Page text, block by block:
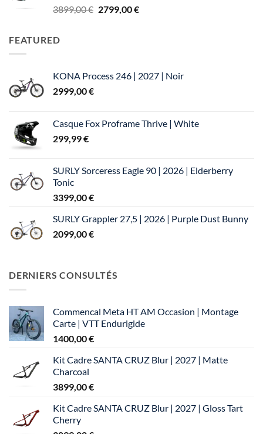
3899,00€ Le
2799,00€Le
FEATURED
KONA Process 246 | 2027 | Noir
2999,00€
Casque Fox Proframe Thrive | White
299,99€
SURLY Sorceress Eagle 90 | 2026 | Elderberry
Tonic
3399,00€
SURLY Grappler 27,5 | 2026 | Purple Dust Bunny
2099,00€
DERNIERS CONSULTÉS
Commencal Meta HT AM Occasion | Montage
Carte | VTT Endurigide
1400,00€
Kit Cadre SANTA CRUZ Blur | 2027 | Matte
Charcoal
3899,00€
Kit Cadre SANTA CRUZ Blur | 2027 | Gloss Tart
Cherry